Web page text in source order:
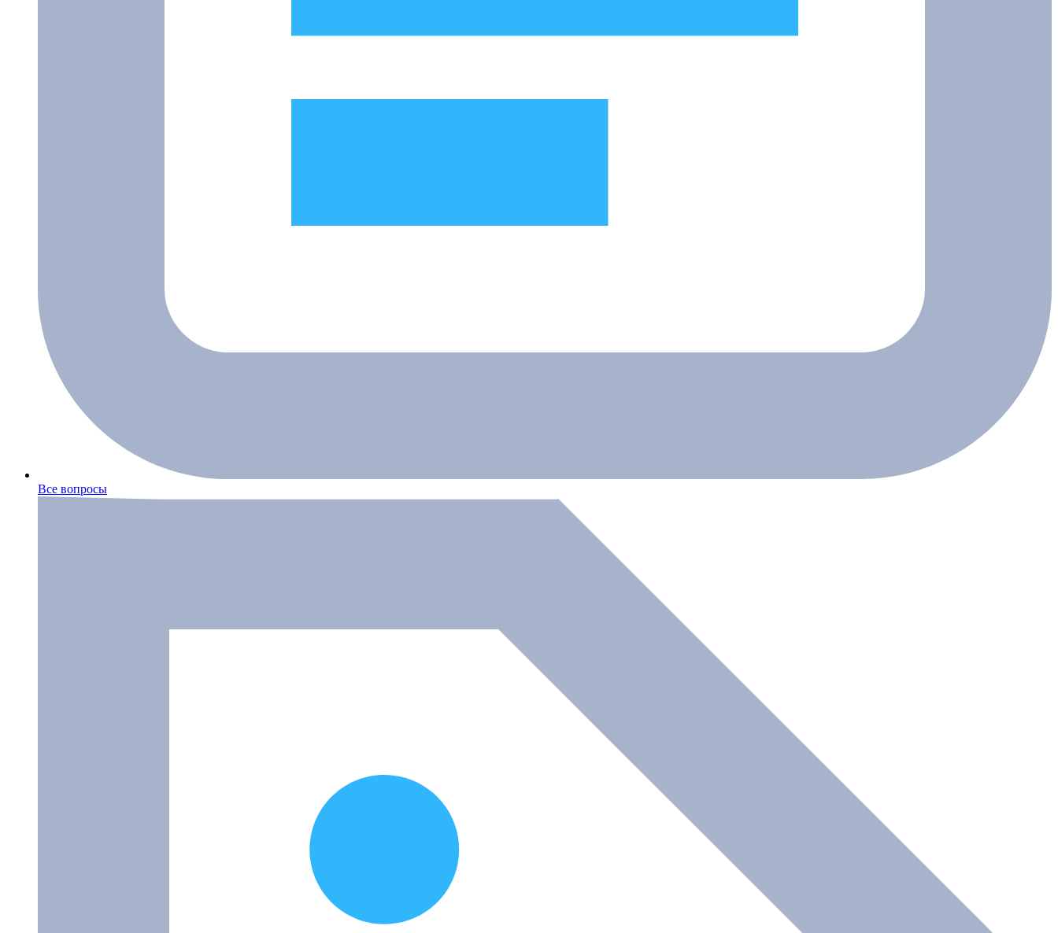
Все вопросы